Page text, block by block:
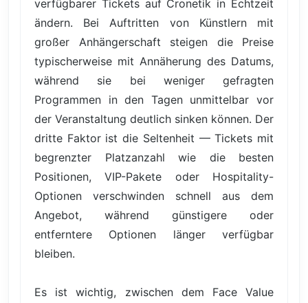
verfügbarer Tickets auf Cronetik in Echtzeit
ändern. Bei Auftritten von Künstlern mit
großer Anhängerschaft steigen die Preise
typischerweise mit Annäherung des Datums,
während sie bei weniger gefragten
Programmen in den Tagen unmittelbar vor
der Veranstaltung deutlich sinken können. Der
dritte Faktor ist die Seltenheit — Tickets mit
begrenzter Platzanzahl wie die besten
Positionen, VIP-Pakete oder Hospitality-
Optionen verschwinden schnell aus dem
Angebot, während günstigere oder
entferntere Optionen länger verfügbar
bleiben.
Es ist wichtig, zwischen dem Face Value